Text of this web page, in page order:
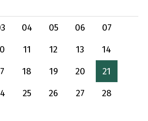
04 05 06
07
11 12 13
14
18 19 20
21
25 26 27
28